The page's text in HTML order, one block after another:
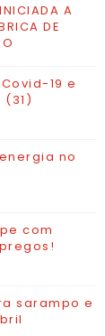
A
DE
19 e
(31)
no
com
sarampo e